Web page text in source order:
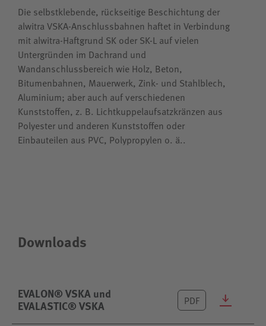
Die selbstklebende, rückseitige Beschichtung der
alwitra VSKA-Anschlussbahnen haftet in Verbindung
mit alwitra-Haftgrund SK oder SK-L auf vielen
Untergründen im Dachrand und
Wandanschlussbereich wie Holz, Beton,
Bitumenbahnen, Mauerwerk, Zink- und Stahlblech,
Aluminium; aber auch auf verschiedenen
Kunststoffen, z. B. Lichtkuppelaufsatzkränzen aus
Polyester und anderen Kunststoffen oder
Einbauteilen aus PVC, Polypropylen o. ä..
Downloads
EVALON® VSKA und
EVALASTIC® VSKA
PDF